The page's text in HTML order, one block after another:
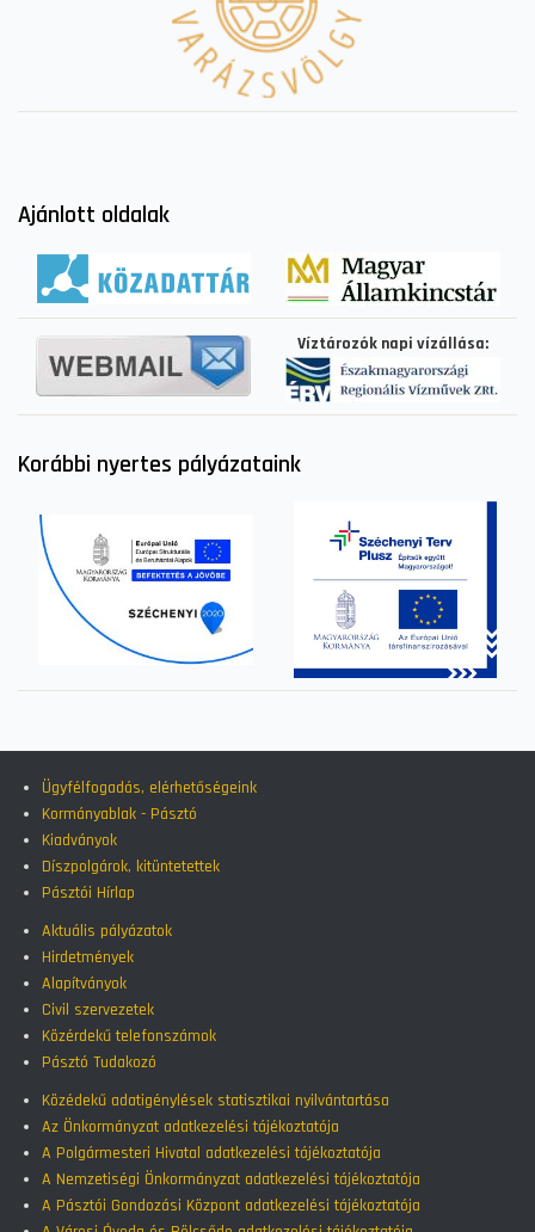
Ajánlott oldalak
Víztározók napi vízállása:
Korábbi nyertes pályázataink
Ügyfélfogadás, elérhetőségeink
Kormányablak - Pásztó
Kiadványok
Díszpolgárok, kitüntetettek
Pásztói Hírlap
Aktuális pályázatok
Hirdetmények
Alapítványok
Civil szervezetek
Közérdekű telefonszámok
Pásztó Tudakozó
Közédekű adatigénylések statisztikai nyilvántartása
Az Önkormányzat adatkezelési tájékoztatója
A Polgármesteri Hivatal adatkezelési tájékoztatója
A Nemzetiségi Önkormányzat adatkezelési tájékoztatója
A Pásztói Gondozási Központ adatkezelési tájékoztatója